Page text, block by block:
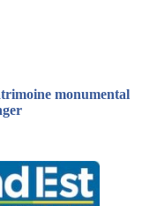
monumental